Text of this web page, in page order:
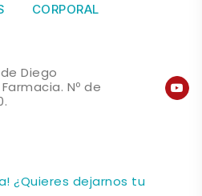
CORPORAL
Diego
Nº de
¿Quieres dejarnos tu